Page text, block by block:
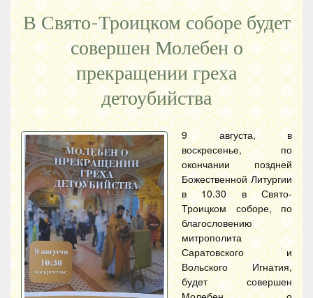
В Свято-Троицком соборе будет
совершен Молебен о
прекращении греха
детоубийства
9 августа, в
воскресенье, по
окончании поздней
Божественной Литургии
в 10.30 в Свято-
Троицком соборе, по
благословению
митрополита
Саратовского и
Вольского Игнатия,
будет совершен